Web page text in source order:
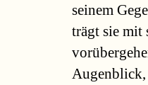
seinem
trägt sie mit